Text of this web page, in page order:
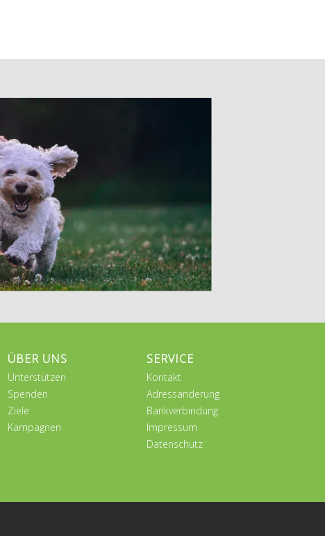
ÜBER UNS
Unterstützen
Spenden
Ziele
Kampagnen
SERVICE
Kontakt
Adressänderung
Bankverbindung
Impressum
Datenschutz